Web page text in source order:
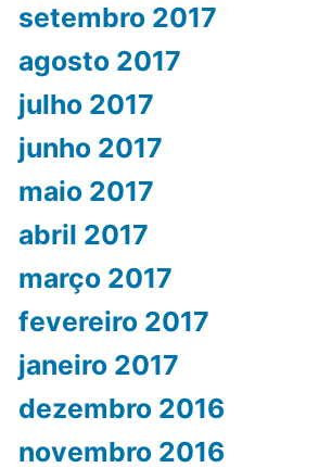
setembro 2017
agosto 2017
julho 2017
junho 2017
maio 2017
abril 2017
março 2017
fevereiro 2017
janeiro 2017
dezembro 2016
novembro 2016